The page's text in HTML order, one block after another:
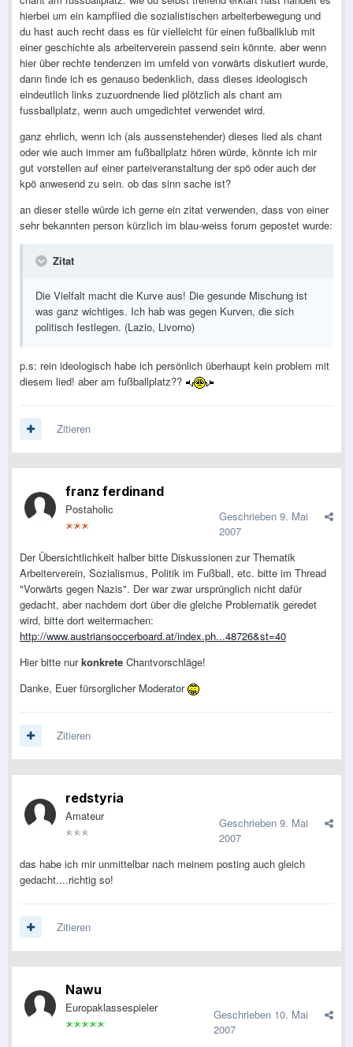
hierbei um ein kampflied die sozialistischen arbeiterbewegung und
du hast auch recht dass es für vielleicht für einen fußballklub mit
einer geschichte als arbeiterverein passend sein könnte. aber wenn
hier über rechte tendenzen im umfeld von vorwärts diskutiert wurde,
dann finde ich es genauso bedenklich, dass dieses ideologisch
eindeutlich links zuzuordnende lied plötzlich als chant am
fussballplatz, wenn auch umgedichtet verwendet wird.
ganz ehrlich, wenn ich (als aussenstehender) dieses lied als chant
oder wie auch immer am fußballplatz hören würde, könnte ich mir
gut vorstellen auf einer parteiveranstaltung der spö oder auch der
kpö anwesend zu sein. ob das sinn sache ist?
an dieser stelle würde ich gerne ein zitat verwenden, dass von einer
sehr bekannten person kürzlich im blau-weiss forum gepostet wurde:
Zitat
Die Vielfalt macht die Kurve aus! Die gesunde Mischung ist
was ganz wichtiges. Ich hab was gegen Kurven, die sich
politisch festlegen. (Lazio, Livorno)
p.s: rein ideologisch habe ich persönlich überhaupt kein problem mit
diesem lied! aber am fußballplatz??
Zitieren
franz ferdinand
Postaholic Geschrieben 9. Mai
2007
Der Übersichtlichkeit halber bitte Diskussionen zur Thematik
Arbeiterverein, Sozialismus, Politik im Fußball, etc. bitte im Thread
"Vorwärts gegen Nazis". Der war zwar ursprünglich nicht dafür
gedacht, aber nachdem dort über die gleiche Problematik geredet
wird, bitte dort weitermachen:
http://www.austriansoccerboard.at/index.ph...48726&st=40
Hier bitte nurkonkrete Chantvorschläge!
Danke, Euer fürsorglicher Moderator
Zitieren
redstyria
Amateur Geschrieben 9. Mai
2007
das habe ich mir unmittelbar nach meinem posting auch gleich
gedacht....richtig so!
Zitieren
Nawu
Europaklassespieler Geschrieben 10. Mai
2007